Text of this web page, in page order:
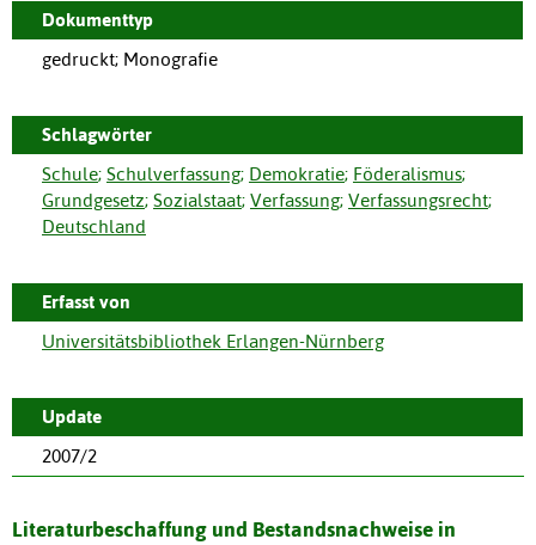
Dokumenttyp
gedruckt; Monografie
Schlagwörter
Schule; Schulverfassung; Demokratie; Föderalismus;
Grundgesetz; Sozialstaat; Verfassung; Verfassungsrecht;
Deutschland
Erfasst von
Universitätsbibliothek Erlangen-Nürnberg
Update
2007/2
Literaturbeschaffung und Bestandsnachweise in